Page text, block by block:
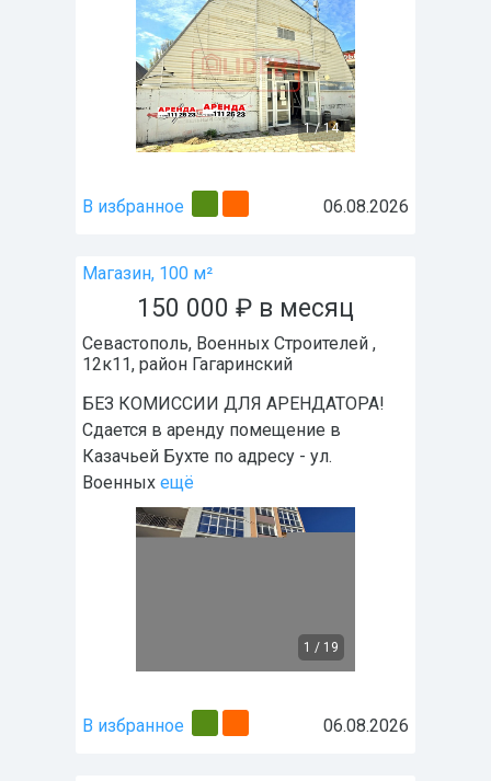
1/14
В избранное 06.08.2026
Магазин, 100 м²
150 000 ₽ в месяц
Севастополь, Военных Строителей ,
12к11, район Гагаринский
БЕЗ КОМИССИИ ДЛЯ АРЕНДАТОРА!
Сдается в аренду помещение в
Казачьей Бухте по адресу - ул.
Военных ещё
1 / 19
В избранное 06.08.2026